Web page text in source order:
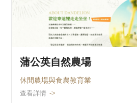
蒲公英自然農場
休閒農場與食農教育業
查看詳情